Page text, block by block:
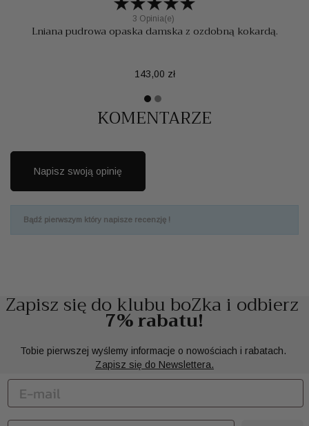
3 Opinia(e)
Lniana pudrowa opaska damska z ozdobną kokardą.
Cena
143,00 zł
KOMENTARZE
Napisz swoją opinię
Bądź pierwszym który napisze recenzję !
Zapisz się do klubu boZka i odbierz
7% rabatu!
Tobie pierwszej wyślemy informacje o nowościach i rabatach.
Zapisz się do Newslettera.